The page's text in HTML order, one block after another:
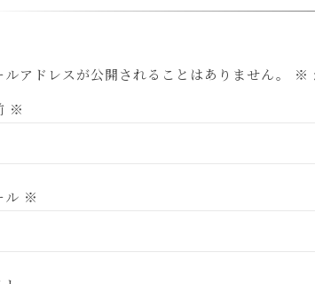
ルアドレスが公開されることはありません。 ※
※
ル ※